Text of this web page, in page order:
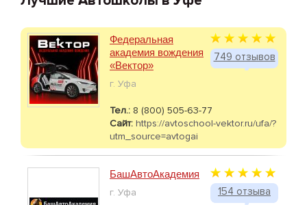
749 отзывов
Федеральная
академия вождения
«Вектор»
г. Уфа
Тел.: 8 (800) 505-63-77
Сайт: https://avtoschool-vektor.ru/ufa/?
utm_source=avtogai
154 отзыва
БашАвтоАкадемия
г. Уфа